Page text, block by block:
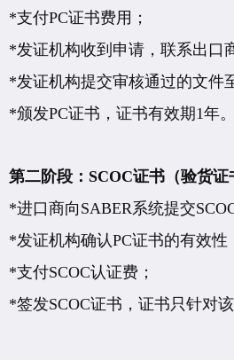
*支付PC证书费用；
*发证机构收到申请，联系出口
*发证机构提交审核通过的文件
*颁发PC证书，证书有效期1年。
第二阶段：SCOC证书（验货证
*进口商向SABER系统提交
*发证机构确认PC证书的有效性
*支付SCOC认证费；
*签发SCOC证书，证书只针对